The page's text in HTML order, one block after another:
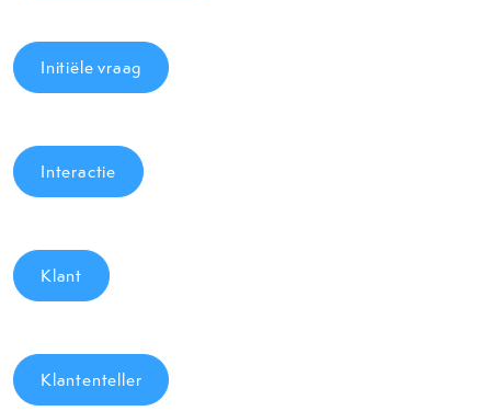
Initiële vraag
Interactie
Klant
Klantenteller